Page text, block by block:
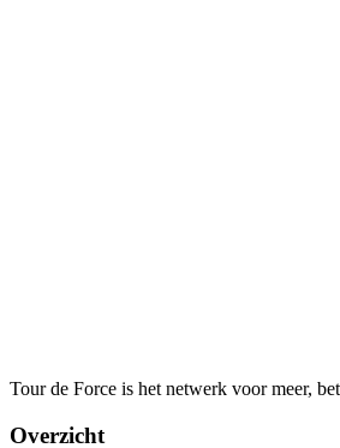
Tour de Force is het netwerk voor meer,
Overzicht